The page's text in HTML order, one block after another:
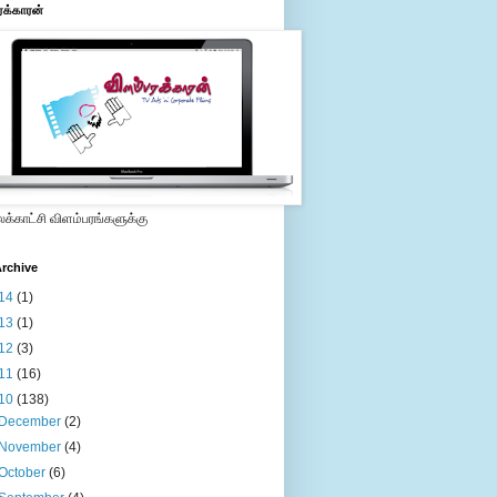
விளம்பரங்களுக்கு
(1)
(1)
(3)
(16)
(138)
(2)
(4)
(6)